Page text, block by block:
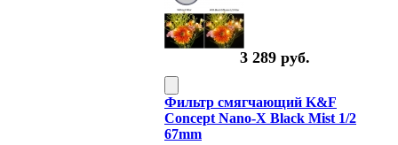
3 289 руб.
Фильтр смягчающий K&F
Concept Nano-X Black Mist 1/2
67mm